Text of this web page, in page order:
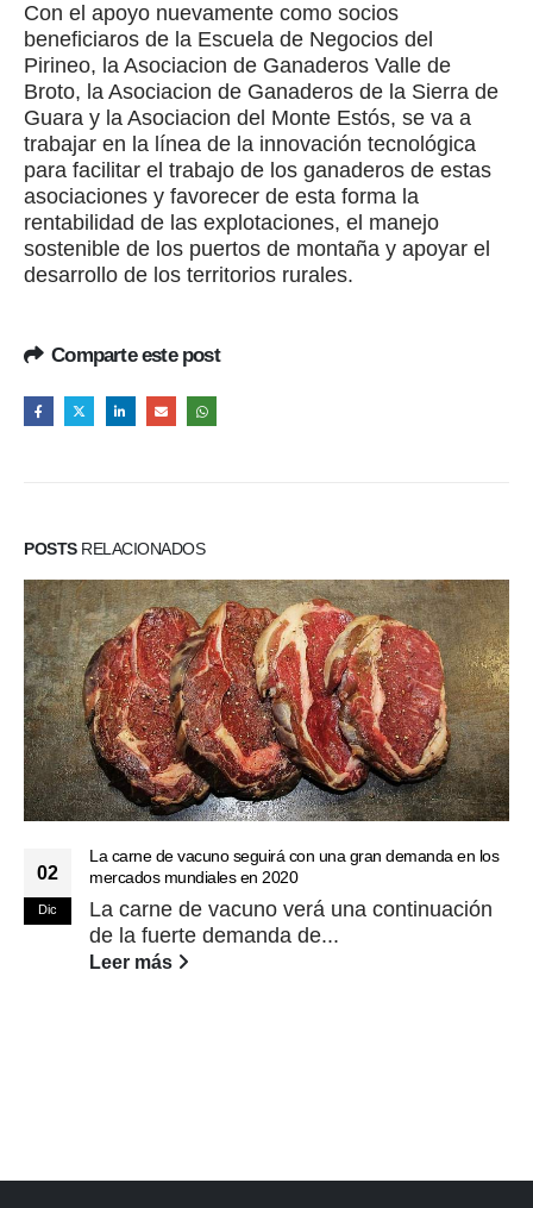
Con el apoyo nuevamente como socios
beneficiaros de la Escuela de Negocios del
Pirineo, la Asociacion de Ganaderos Valle de
Broto, la Asociacion de Ganaderos de la Sierra de
Guara y la Asociacion del Monte Estós, se va a
trabajar en la línea de la innovación tecnológica
para facilitar el trabajo de los ganaderos de estas
asociaciones y favorecer de esta forma la
rentabilidad de las explotaciones, el manejo
sostenible de los puertos de montaña y apoyar el
desarrollo de los territorios rurales.
Comparte este post
POSTSRELACIONADOS
02
Dic
La carne de vacuno seguirá con una gran demanda en los
mercados mundiales en 2020
La carne de vacuno verá una continuación
de la fuerte demanda de...
Leer más